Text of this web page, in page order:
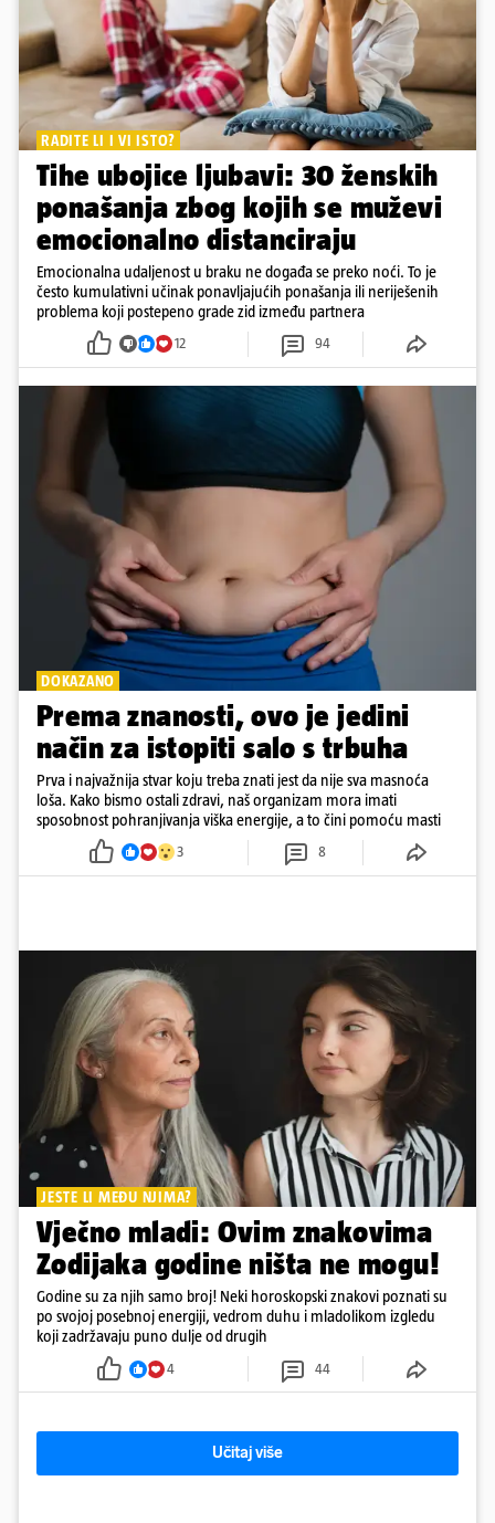
RADITE LI I VI ISTO?
Tihe ubojice ljubavi: 30 ženskih
ponašanja zbog kojih se muževi
emocionalno distanciraju
Emocionalna udaljenost u braku ne događa se preko noći. To je
često kumulativni učinak ponavljajućih ponašanja ili neriješenih
problema koji postepeno grade zid između partnera
12 94
DOKAZANO
Prema znanosti, ovo je jedini
način za istopiti salo s trbuha
Prva i najvažnija stvar koju treba znati jest da nije sva masnoća
loša. Kako bismo ostali zdravi, naš organizam mora imati
sposobnost pohranjivanja viška energije, a to čini pomoću masti
3 8
JESTE LI MEĐU NJIMA?
Vječno mladi: Ovim znakovima
Zodijaka godine ništa ne mogu!
Godine su za njih samo broj! Neki horoskopski znakovi poznati su
po svojoj posebnoj energiji, vedrom duhu i mladolikom izgledu
koji zadržavaju puno dulje od drugih
4 44
Učitaj više